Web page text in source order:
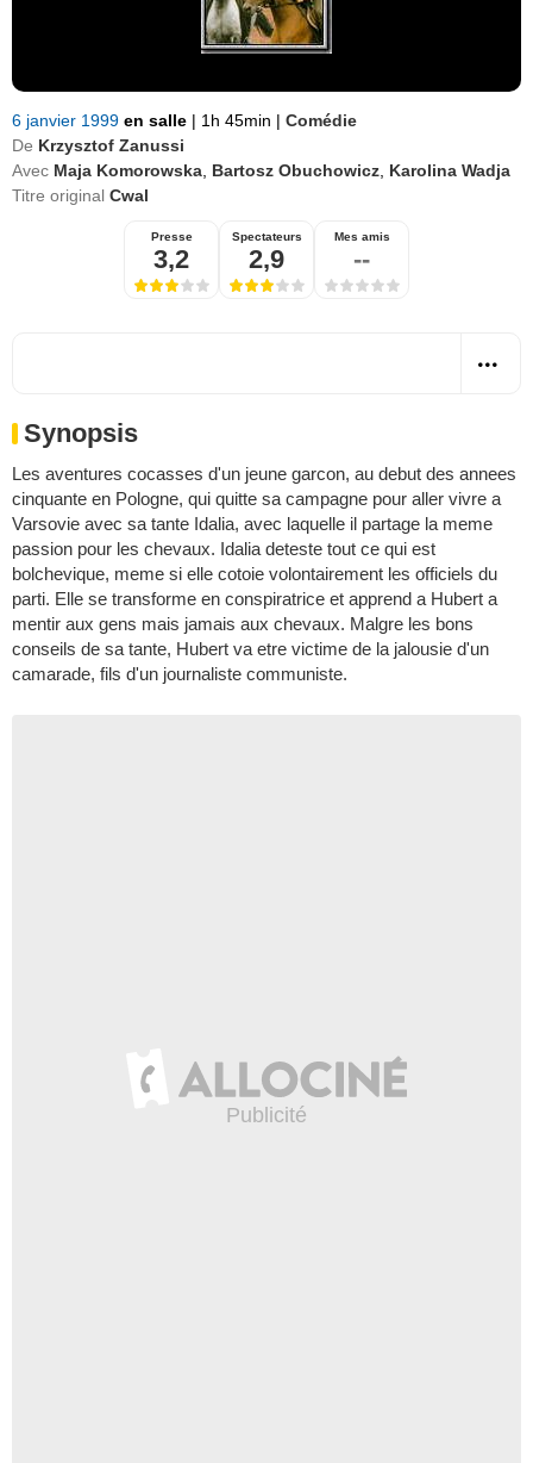
6 janvier 1999 en salle | 1h 45min | Comédie
De Krzysztof Zanussi
Avec Maja Komorowska Bartosz Obuchowicz Karolina Wadja
Titre original Cwal
Presse
3,2
Spectateurs
2,9
Mes amis
--
Synopsis
Les aventures cocasses d'un jeune garcon, au debut des annees
cinquante en Pologne, qui quitte sa campagne pour aller vivre a
Varsovie avec sa tante Idalia, avec laquelle il partage la meme
passion pour les chevaux. Idalia deteste tout ce qui est
bolchevique, meme si elle cotoie volontairement les officiels du
parti. Elle se transforme en conspiratrice et apprend a Hubert a
mentir aux gens mais jamais aux chevaux. Malgre les bons
conseils de sa tante, Hubert va etre victime de la jalousie d'un
camarade, fils d'un journaliste communiste.